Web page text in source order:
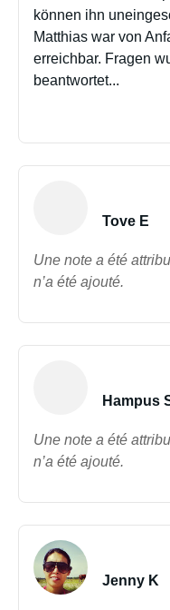
können ihn
Matthias war von
erreichbar. Fragen
beantwortet...
Tove E
Une note a été
n’a été ajouté.
Hampus
Une note a été
n’a été ajouté.
Jenny K